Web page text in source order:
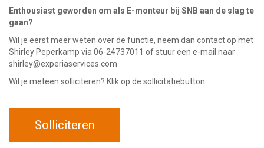
Enthousiast geworden om als E-monteur bij SNB aan de slag te
gaan?
Wil je eerst meer weten over de functie, neem dan contact op met
Shirley Peperkamp via 06-24737011 of stuur een e-mail naar
shirley@experiaservices.com
Wil je meteen solliciteren? Klik op de sollicitatiebutton.
Solliciteren